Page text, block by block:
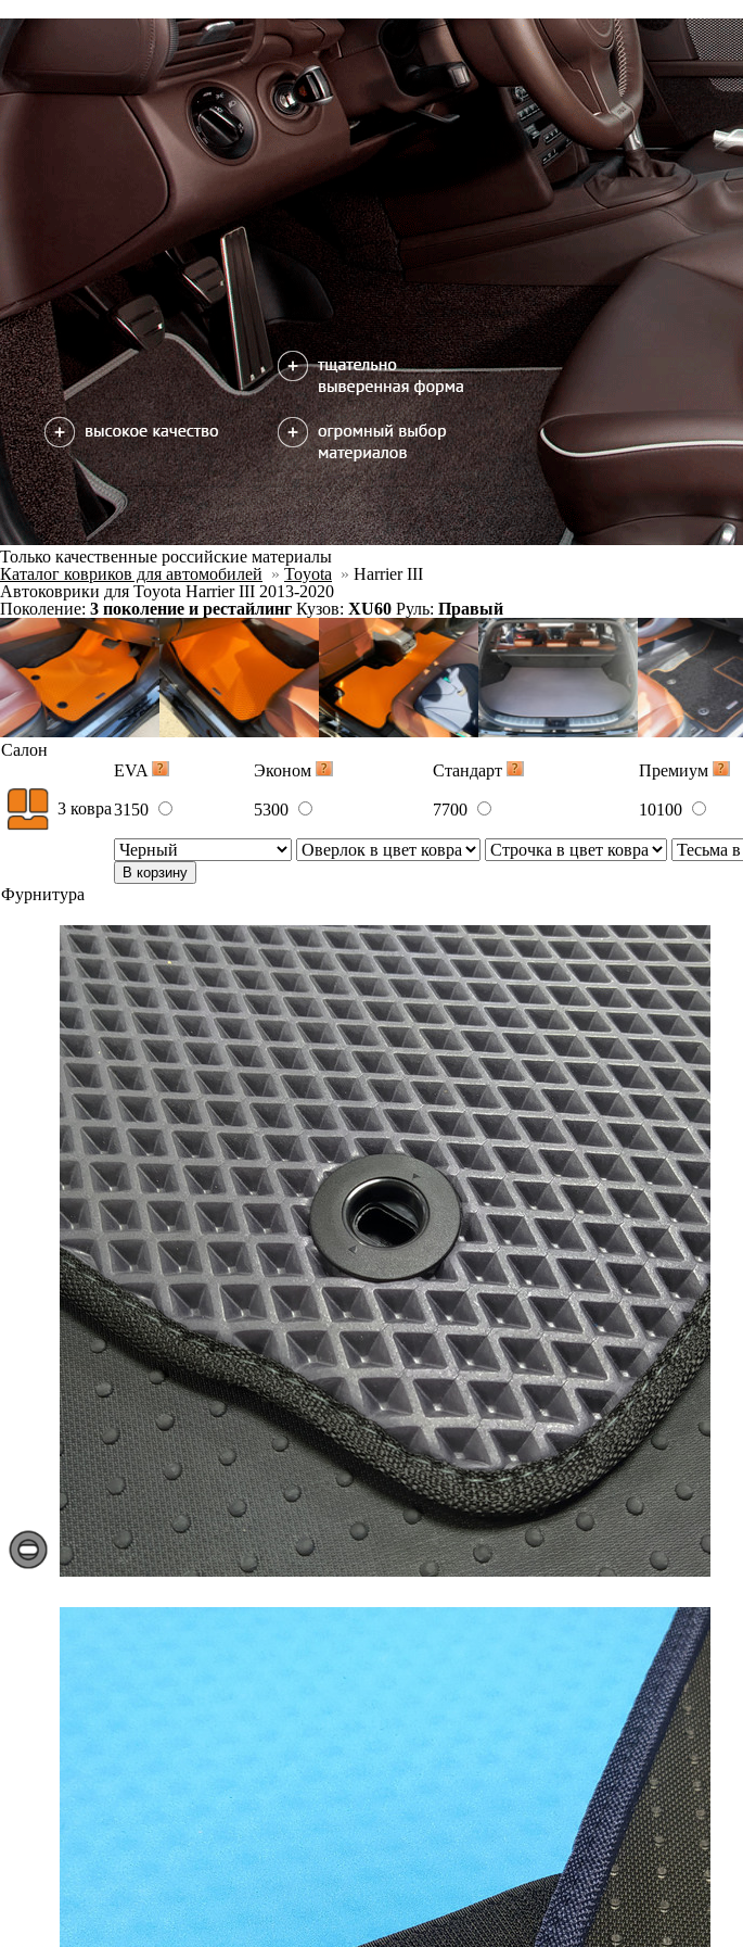
Каталог ковриков для автомобилей
» Toyota »
Harrier III
Автоковрики для Toyota Harrier III 2013-2020
Поколение:
3 поколение и рестайлинг Кузов: XU60 Руль:Правый
EVA
Эконом Стандарт Премиум
3 ковра 3150 5300 7700 10100
В корзину
Фурнитура